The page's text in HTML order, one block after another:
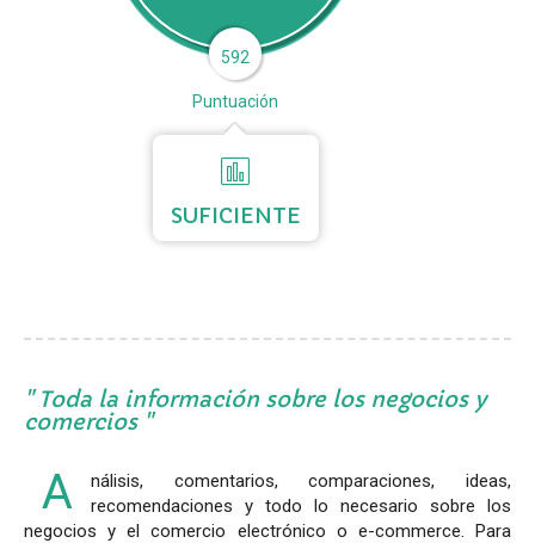
592
Puntuación
SUFICIENTE
Toda la información sobre los negocios y
comercios
A
nálisis, comentarios, comparaciones, ideas,
recomendaciones y todo lo necesario sobre los
negocios y el comercio electrónico o e-commerce. Para